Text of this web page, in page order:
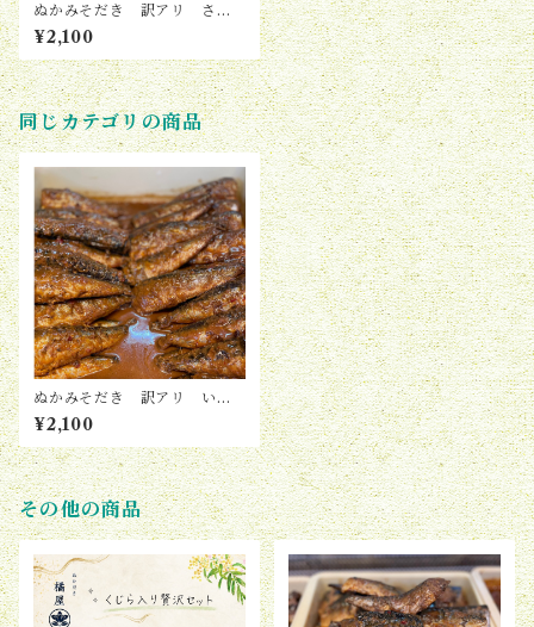
ぬかみそだき 訳アリ さば
（5切れ入り）
¥2,100
同じカテゴリの商品
ぬかみそだき 訳アリ いわ
し（5尾入り）
¥2,100
その他の商品